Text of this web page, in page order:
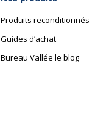
Produits reconditionnés
Guides d’achat
Bureau Vallée le blog